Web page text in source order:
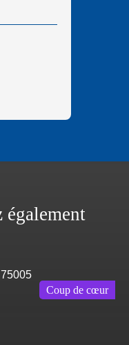
également
Coup de cœur